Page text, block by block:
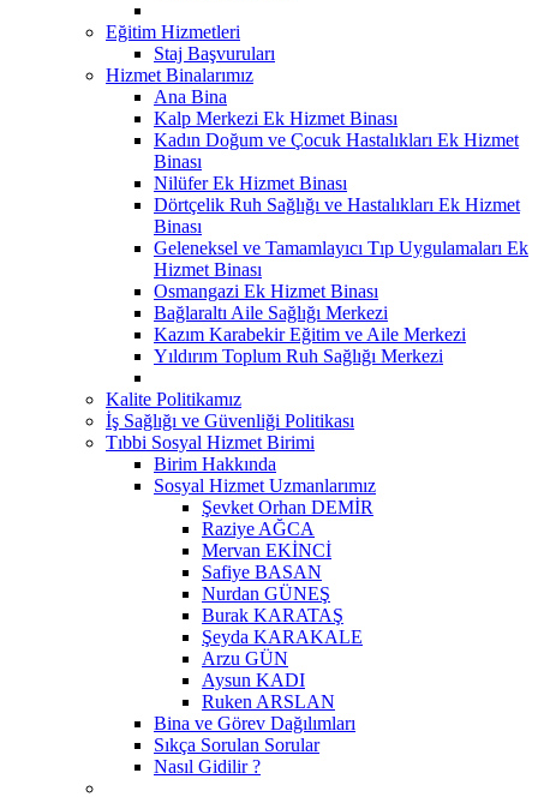
Eğitim Hizmetleri
Staj Başvuruları
Hizmet Binalarımız
Ana Bina
Kalp Merkezi Ek Hizmet Binası
Kadın Doğum ve Çocuk Hastalıkları Ek Hizmet
Binası
Nilüfer Ek Hizmet Binası
Dörtçelik Ruh Sağlığı ve Hastalıkları Ek Hizmet
Binası
Geleneksel ve Tamamlayıcı Tıp Uygulamaları Ek
Hizmet Binası
Osmangazi Ek Hizmet Binası
Bağlaraltı Aile Sağlığı Merkezi
Kazım Karabekir Eğitim ve Aile Merkezi
Yıldırım Toplum Ruh Sağlığı Merkezi
Kalite Politikamız
İş Sağlığı ve Güvenliği Politikası
Tıbbi Sosyal Hizmet Birimi
Birim Hakkında
Sosyal Hizmet Uzmanlarımız
Şevket Orhan DEMİR
Raziye AĞCA
Mervan EKİNCİ
Safiye BASAN
Nurdan GÜNEŞ
Burak KARATAŞ
Şeyda KARAKALE
Arzu GÜN
Aysun KADI
Ruken ARSLAN
Bina ve Görev Dağılımları
Sıkça Sorulan Sorular
Nasıl Gidilir ?